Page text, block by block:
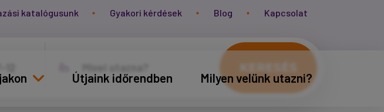
katalógusunk Gyakori kérdések Blog Kapcsolat
Útjaink időrendben Milyen velünk utazni?
KERESÉS